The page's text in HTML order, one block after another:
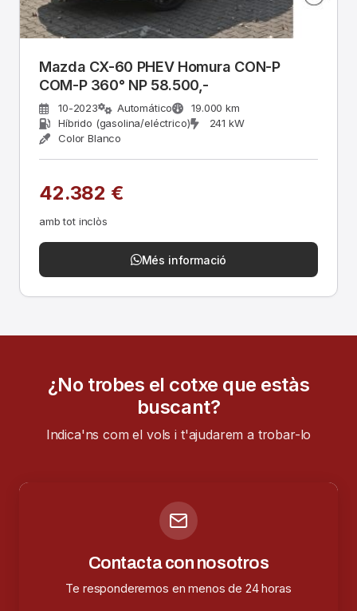
Mazda CX-60 PHEV Homura CON-P
COM-P 360° NP 58.500,-
10-2023 Automático
19.000 km
Híbrido (gasolina/eléctrico)
241 kW
Color Blanco
42.382 €
amb tot inclòs
Més informació
¿No trobes el cotxe que estàs
buscant?
Indica'ns com el vols i t'ajudarem a trobar-lo
Contacta con nosotros
Te responderemos en menos de 24 horas